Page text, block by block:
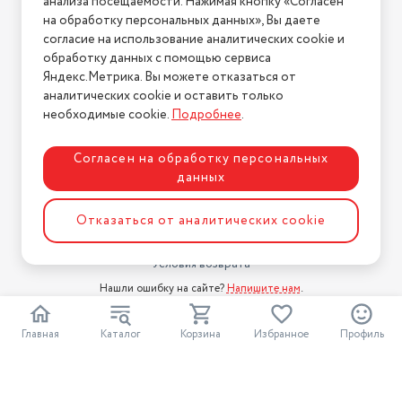
Главная Каталог Корзина Избранное Профиль
Компания
О компании
Магазины
Бренды
Блог
Информация
Условия оплаты
Условия доставки
Условия возврата
Нашли ошибку на сайте? Напишите нам.
2026 © Интернет-магазин "АстМаркет". У нас есть всё!
на обработку персональных данных», Вы даете
согласие на использование аналитических cookie и
обработку данных с помощью сервиса
Яндекс.Метрика. Вы можете отказаться от
аналитических cookie и оставить только
необходимые cookie.Подробнее.
Согласен на обработку персональных
данных
Отказаться от аналитических cookie